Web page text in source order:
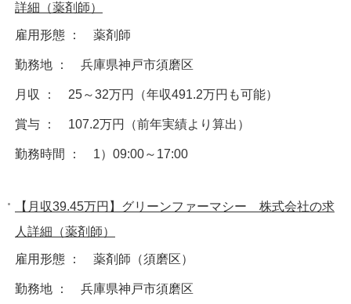
詳細（薬剤師）
雇用形態 ： 薬剤師
勤務地 ： 兵庫県神戸市須磨区
月収 ： 25～32万円（年収491.2万円も可能）
賞与 ： 107.2万円（前年実績より算出）
勤務時間 ： 1）09:00～17:00
【月収39.45万円】グリーンファーマシー 株式会社の求
人詳細（薬剤師）
雇用形態 ： 薬剤師（須磨区）
勤務地 ： 兵庫県神戸市須磨区